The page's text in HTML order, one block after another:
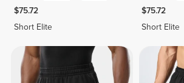
$75.72
Short Elite
$75.72
Short Elite